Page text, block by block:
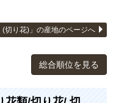
(切り花)」の産地のページへ
総合順位を見る